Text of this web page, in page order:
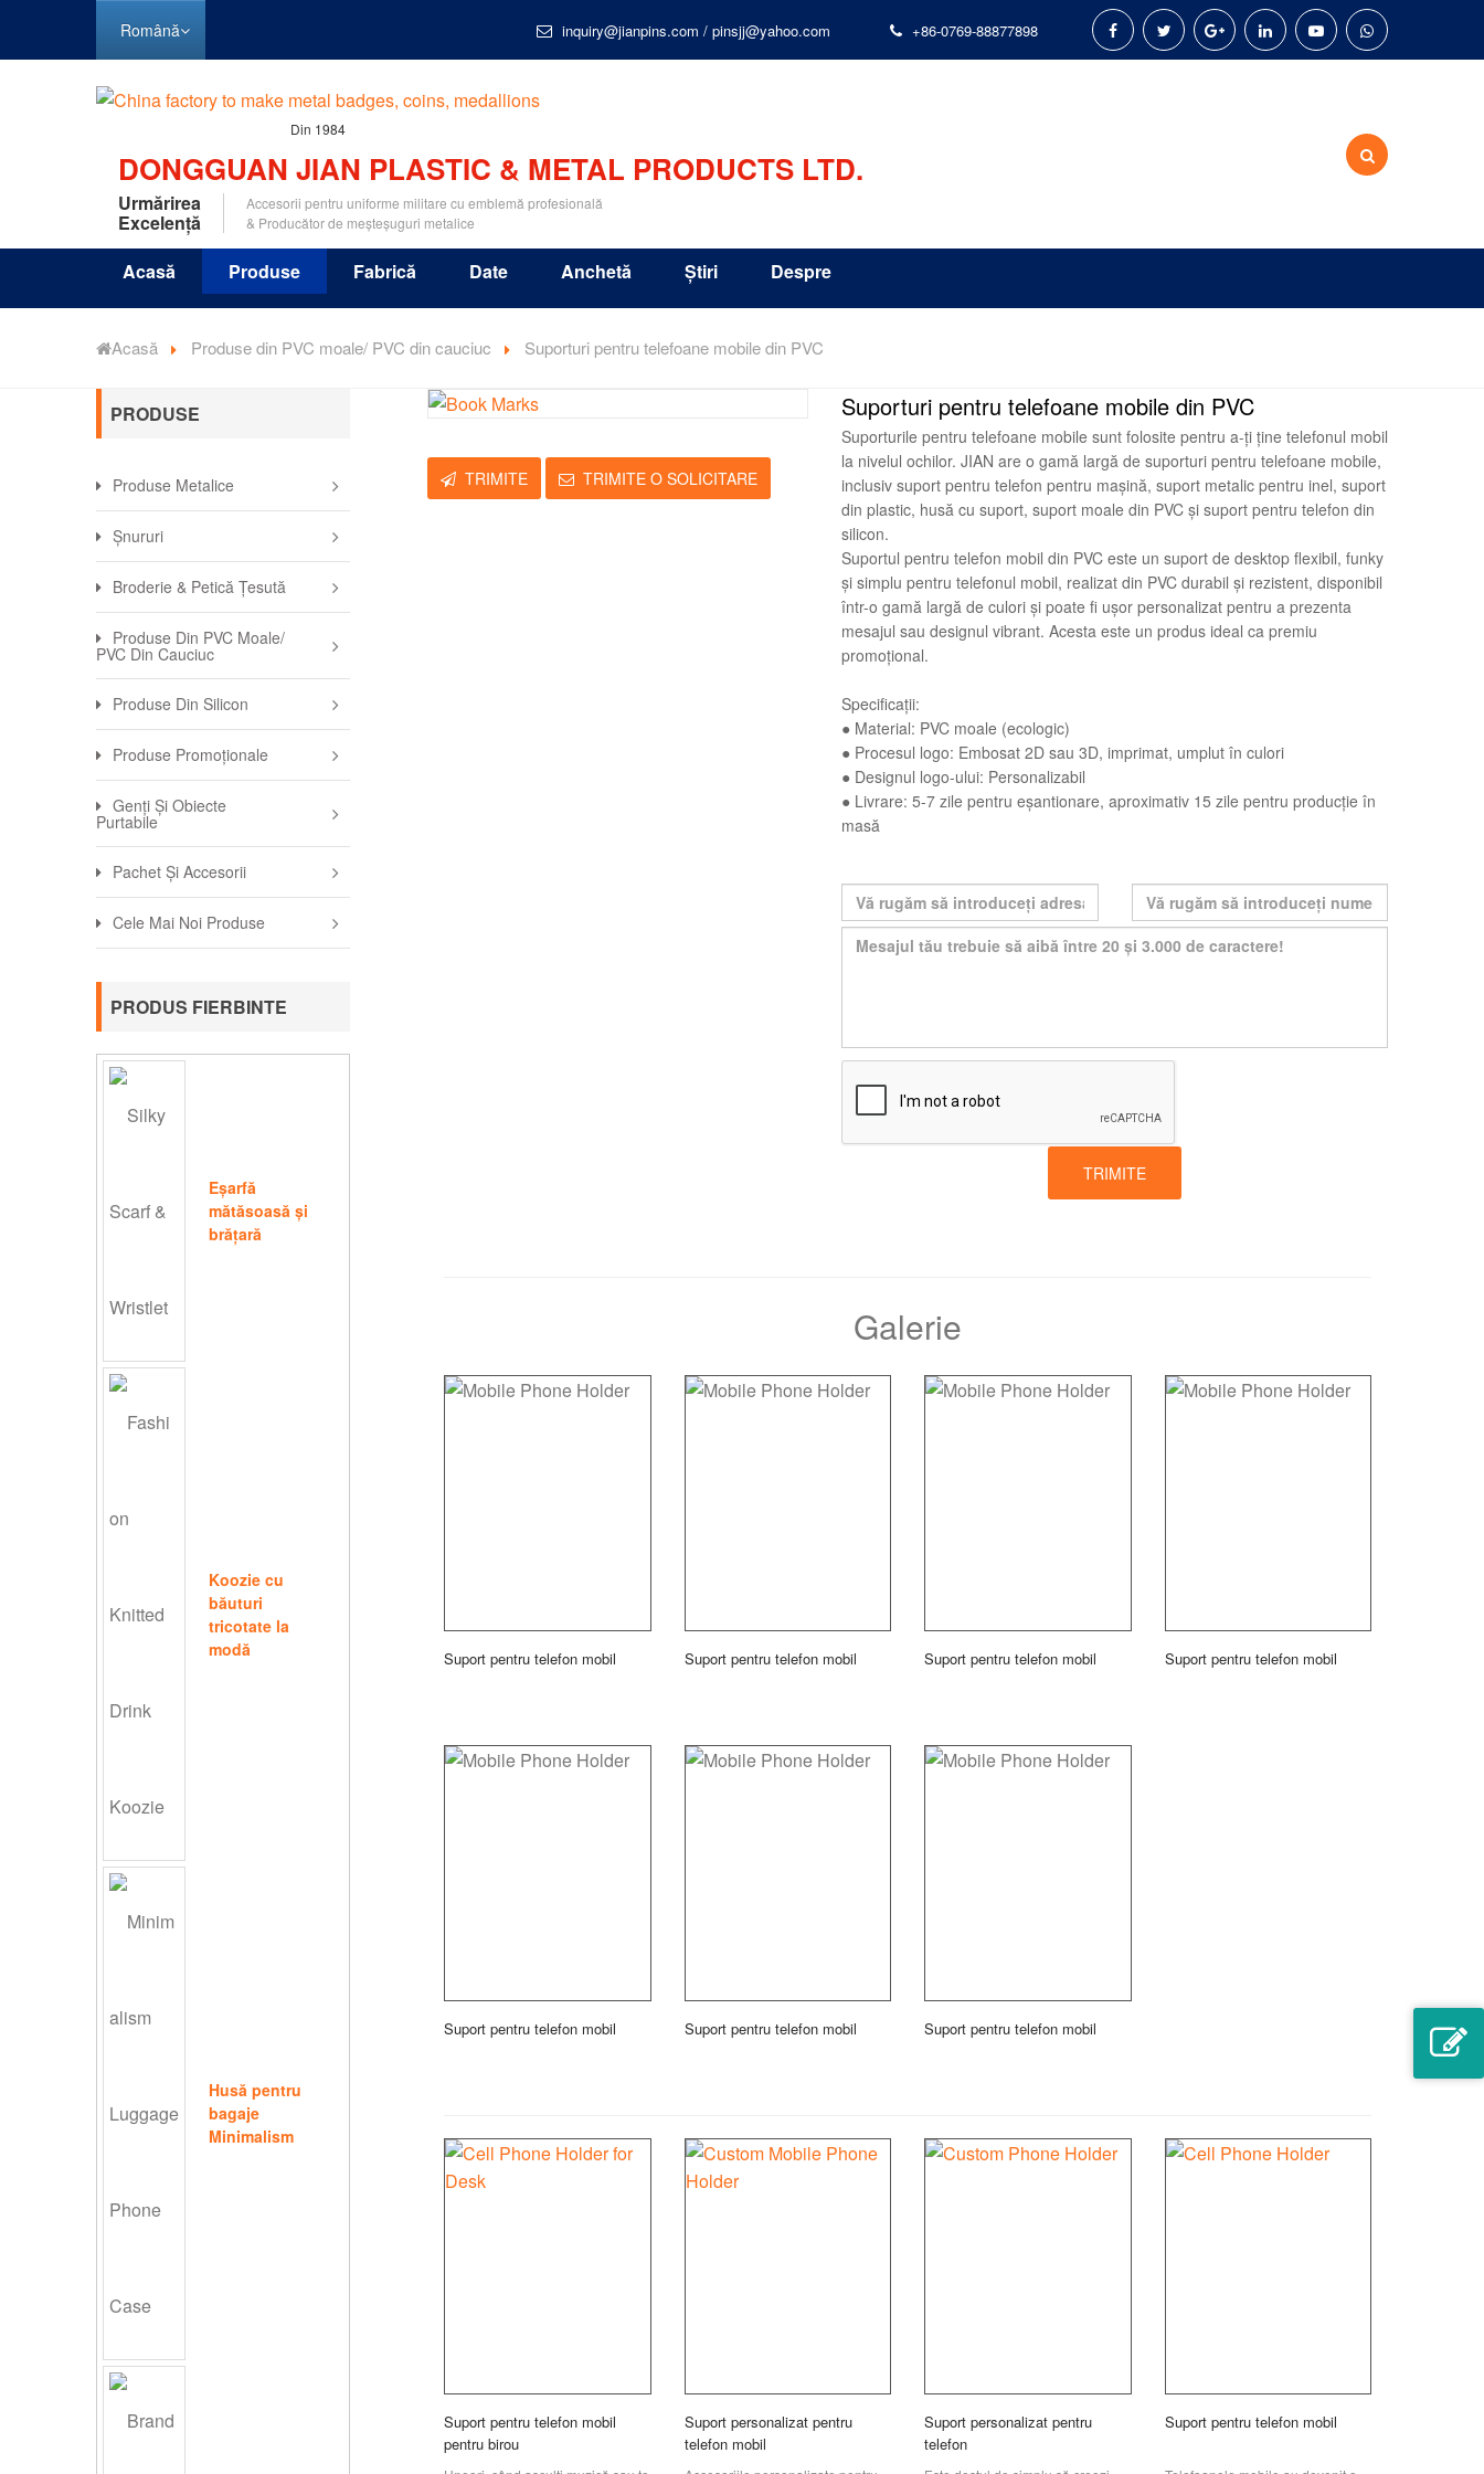
Română inquiry@jianpins.com / pinsjj@yahoo.com +86-0769-88877898
Din 1984
DONGGUAN JIAN PLASTIC & METAL PRODUCTS LTD.
Urmărirea
Excelență
Accesorii pentru uniforme militare cu emblemă profesională
& Producător de meșteșuguri metalice
Acasă Produse Fabrică Date Anchetă Știri Despre
Acasă Produse din PVC moale/ PVC din cauciuc Suporturi pentru telefoane mobile din PVC
PRODUSE
Produse Metalice
Șnururi
Broderie & Petică Țesută
Produse Din PVC Moale/
PVC Din Cauciuc
Produse Din Silicon
Produse Promoționale
Genți Și Obiecte
Purtabile
Pachet Și Accesorii
Cele Mai Noi Produse
PRODUS FIERBINTE
Eșarfă
mătăsoasă și
brățară
Koozie cu
băuturi
tricotate la
modă
Husă pentru
bagaje
Minimalism
TRIMITE TRIMITE O SOLICITARE
Suporturi pentru telefoane mobile din PVC
Suporturile pentru telefoane mobile sunt folosite pentru a-ți ține telefonul mobil
la nivelul ochilor. JIAN are o gamă largă de suporturi pentru telefoane mobile,
inclusiv suport pentru telefon pentru mașină, suport metalic pentru inel, suport
din plastic, husă cu suport, suport moale din PVC și suport pentru telefon din
silicon.
Suportul pentru telefon mobil din PVC este un suport de desktop flexibil, funky
și simplu pentru telefonul mobil, realizat din PVC durabil și rezistent, disponibil
într-o gamă largă de culori și poate fi ușor personalizat pentru a prezenta
mesajul sau designul vibrant. Acesta este un produs ideal ca premiu
promoțional.
Specificații:
● Material: PVC moale (ecologic)
● Procesul logo: Embosat 2D sau 3D, imprimat, umplut în culori
● Designul logo-ului: Personalizabil
● Livrare: 5-7 zile pentru eșantionare, aproximativ 15 zile pentru producție în
masă
TRIMITE
Galerie
Suport pentru telefon mobil Suport pentru telefon mobil Suport pentru telefon mobil Suport pentru telefon mobil
Suport pentru telefon mobil Suport pentru telefon mobil Suport pentru telefon mobil
Suport pentru telefon mobil
pentru birou
Suport personalizat pentru
telefon mobil
Suport personalizat pentru
telefon
Suport pentru telefon mobil